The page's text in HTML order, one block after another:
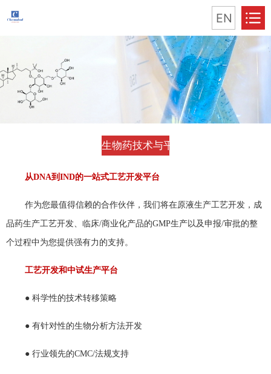
EN
生物药技术与平台
从DNA到IND的一站式工艺开发平台
作为您最值得信赖的合作伙伴，我们将在原液生产工艺开发，成
品药生产工艺开发、临床/商业化产品的GMP生产以及申报/审批的整
个过程中为您提供强有力的支持。
工艺开发和中试生产平台
● 科学性的技术转移策略
● 有针对性的生物分析方法开发
● 行业领先的CMC/法规支持